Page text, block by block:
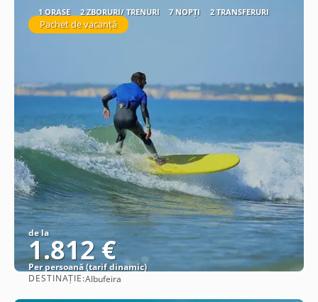
1 ORAȘE 2 ZBORURI/ TRENURI 7 NOPȚI 2 TRANSFERURI
Pachet de vacanță
de la
1.812 €
Per persoană (tarif dinamic)
DESTINAȚIE:Albufeira